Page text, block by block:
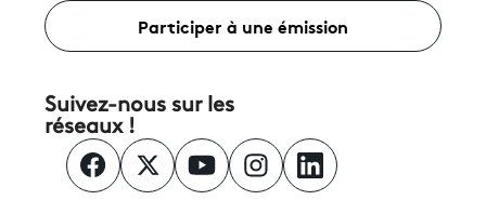
Participer à une émission
Suivez-nous sur les
réseaux !